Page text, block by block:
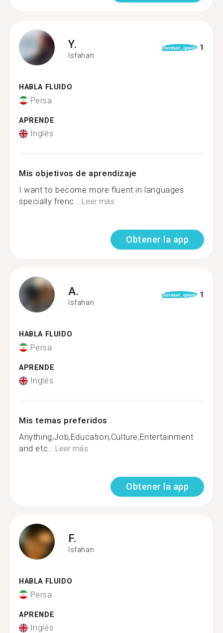
Y.
Isfahan
format_quote 1
HABLA FLUIDO
Persa
APRENDE
Inglés
Mis objetivos de aprendizaje
I want to become more fluent in languages
specially frenc...Leer más
Obtener la app
A.
Isfahan
format_quote 1
HABLA FLUIDO
Persa
APRENDE
Inglés
Mis temas preferidos
Anything,Job,Education,Culture,Entertainment
and etc...Leer más
Obtener la app
F.
Isfahan
HABLA FLUIDO
Persa
APRENDE
Inglés